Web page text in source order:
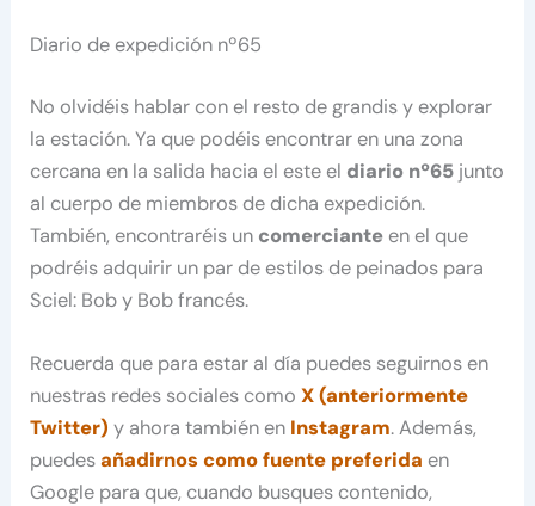
Diario de expedición nº65
No olvidéis hablar con el resto de grandis y explorar
la estación. Ya que podéis encontrar en una zona
cercana en la salida hacia el este el diario nº65 junto
al cuerpo de miembros de dicha expedición.
También, encontraréis un comerciante en el que
podréis adquirir un par de estilos de peinados para
Sciel: Bob y Bob francés.
Recuerda que para estar al día puedes seguirnos en
nuestras redes sociales comoX (anteriormente
Twitter) y ahora también en Instagram. Además,
puedesañadirnos como fuente preferida en
Google para que, cuando busques contenido,